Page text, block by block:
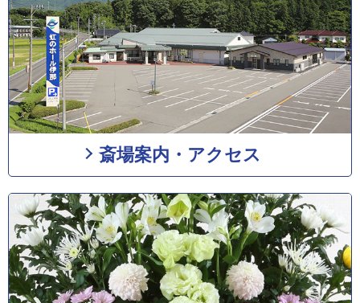
斎場案内・アクセス